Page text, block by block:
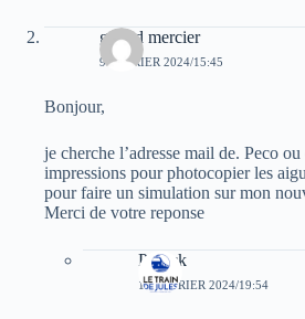
gerard mercier
9 FÉVRIER 2024/15:45
Bonjour,
je cherche l’adresse mail de. Peco
impressions pour photocopier les
pour faire un simulation sur mon
Merci de votre reponse
Patrick
13 FÉVRIER 2024/19:54